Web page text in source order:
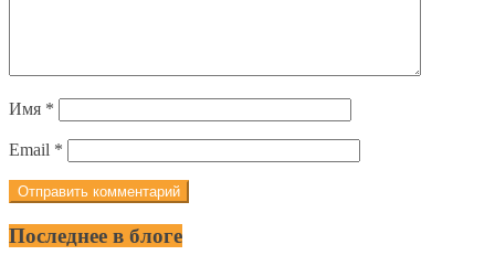
Имя *
Email *
Последнее в блоге